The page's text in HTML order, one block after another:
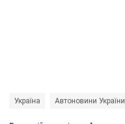
Україна Автоновини України